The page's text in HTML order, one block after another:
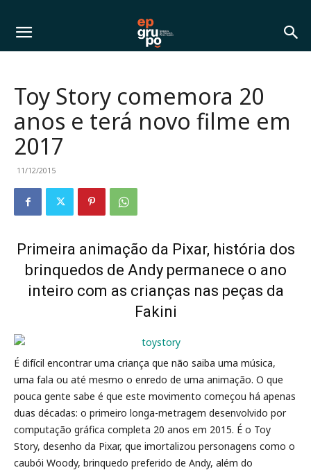
Toy Story comemora 20
anos e terá novo filme em
2017
11/12/2015
Primeira animação da Pixar, história dos
brinquedos de Andy permanece o ano
inteiro com as crianças nas peças da
Fakini
É difícil encontrar uma criança que não saiba uma música,
uma fala ou até mesmo o enredo de uma animação. O que
pouca gente sabe é que este movimento começou há apenas
duas décadas: o primeiro longa-metragem desenvolvido por
computação gráfica completa 20 anos em 2015. É o Toy
Story, desenho da Pixar, que imortalizou personagens como o
caubói Woody, brinquedo preferido de Andy, além do